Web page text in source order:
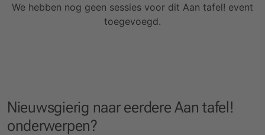
We hebben nog geen sessies voor dit Aan tafel! event
toegevoegd.
Nieuwsgierig naar eerdere Aan tafel!
onderwerpen?